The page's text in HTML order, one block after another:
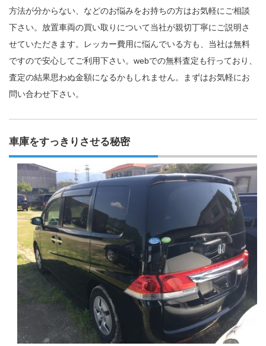
方法が分からない、などのお悩みをお持ちの方はお気軽にご相談
下さい。放置車両の買い取りについて当社が親切丁寧にご説明さ
せていただきます。レッカー費用に悩んでいる方も、当社は無料
ですので安心してご利用下さい。webでの無料査定も行っており、
査定の結果思わぬ金額になるかもしれません。まずはお気軽にお
問い合わせ下さい。
車庫をすっきりさせる秘密